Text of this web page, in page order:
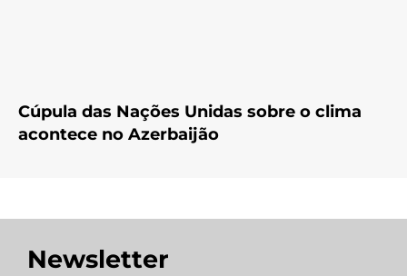
Cúpula das Nações Unidas sobre o clima
acontece no Azerbaijão
Newsletter